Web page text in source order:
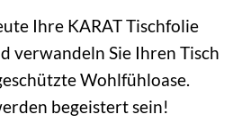
Ihre KARAT Tischfolie
verwandeln Sie Ihren Tisch
Wohlfühloase.
begeistert sein!